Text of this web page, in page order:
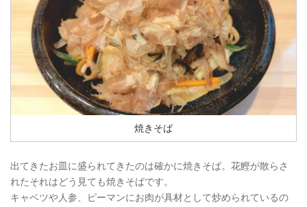
焼きそば
出てきたお皿に盛られてきたのは確かに焼きそば。花鰹が散らさ
れたそれはどう見ても焼きそばです。
キャベツや人参、ピーマンにお肉が具材として炒められているの